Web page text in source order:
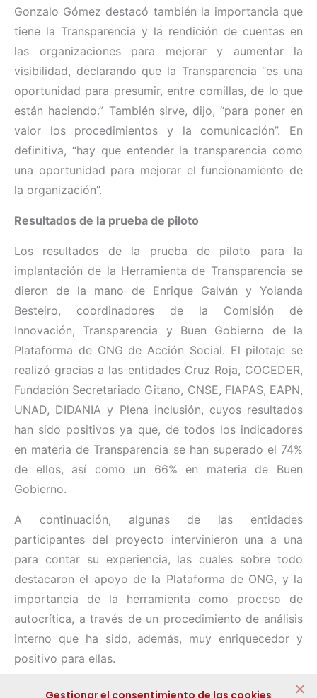
Gonzalo Gómez destacó también la importancia que
tiene la Transparencia y la rendición de cuentas en
las organizaciones para mejorar y aumentar la
visibilidad, declarando que la Transparencia “es una
oportunidad para presumir, entre comillas, de lo que
están haciendo.” También sirve, dijo, “para poner en
valor los procedimientos y la comunicación”. En
definitiva, “hay que entender la transparencia como
una oportunidad para mejorar el funcionamiento de
la organización”.
Resultados de la prueba de piloto
Los resultados de la prueba de piloto para la
implantación de la Herramienta de Transparencia se
dieron de la mano de Enrique Galván y Yolanda
Besteiro, coordinadores de la Comisión de
Innovación, Transparencia y Buen Gobierno de la
Plataforma de ONG de Acción Social. El pilotaje se
realizó gracias a las entidades Cruz Roja, COCEDER,
Fundación Secretariado Gitano, CNSE, FIAPAS, EAPN,
UNAD, DIDANIA y Plena inclusión, cuyos resultados
han sido positivos ya que, de todos los indicadores
en materia de Transparencia se han superado el 74%
de ellos, así como un 66% en materia de Buen
Gobierno.
A continuación, algunas de las entidades
participantes del proyecto intervinieron una a una
para contar su experiencia, las cuales sobre todo
destacaron el apoyo de la Plataforma de ONG, y la
importancia de la herramienta como proceso de
autocrítica, a través de un procedimiento de análisis
interno que ha sido, además, muy enriquecedor y
positivo para ellas.